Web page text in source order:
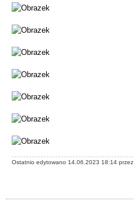
Ostatnio edytowano 14.06.2023 18:14 przez